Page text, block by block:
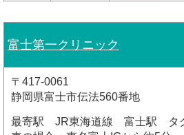
富士第一クリニック
〒417-0061
静岡県富士市伝法560番地
最寄駅 JR東海道線 富士駅 タ